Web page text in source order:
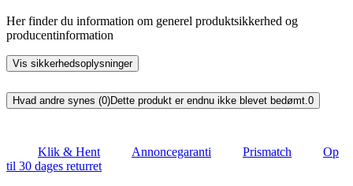
Her finder du information om generel produktsikkerhed og
producentinformation
Vis sikkerhedsoplysninger
Hvad andre synes (0)Dette produkt er endnu ikke blevet bedømt. 0
Klik & Hent Annoncegaranti Prismatch
Op
til 30 dages returret